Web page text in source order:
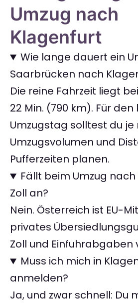
Umzug nach
Klagenfurt
Wie lange dauert ein
Saarbrücken nach
Die reine Fahrzeit liegt
22 Min. (790 km). Für
Umzugstag solltest du je
Umzugsvolumen und
Pufferzeiten planen.
Fällt beim Umzug
Zoll an?
Nein. Österreich ist EU-
privates
Zoll und Einfuhrabgaben
Muss ich mich in
anmelden?
Ja, und zwar schnell: Du